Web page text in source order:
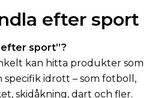
efter sport
efter sport”?
kan hitta produkter som
specifik idrott – som fotboll,
skidåkning, dart och fler.